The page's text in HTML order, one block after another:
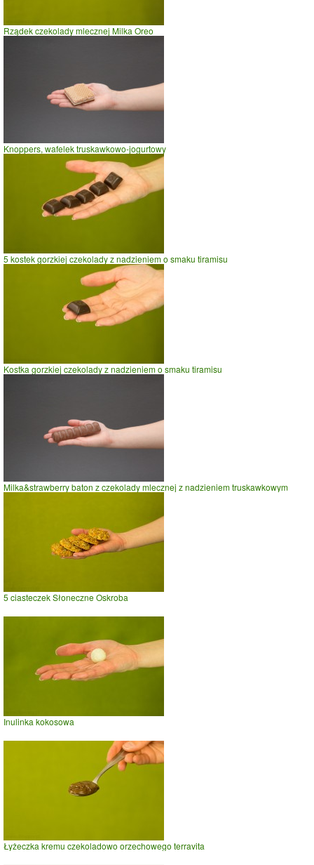
Rządek czekolady mlecznej Milka Oreo
Knoppers, wafelek truskawkowo-jogurtowy
5 kostek gorzkiej czekolady z nadzieniem o smaku tiramisu
Kostka gorzkiej czekolady z nadzieniem o smaku tiramisu
Milka&strawberry baton z czekolady mlecznej z nadzieniem truskawkowym
5 ciasteczek Słoneczne Oskroba
Inulinka kokosowa
Łyżeczka kremu czekoladowo orzechowego terravita